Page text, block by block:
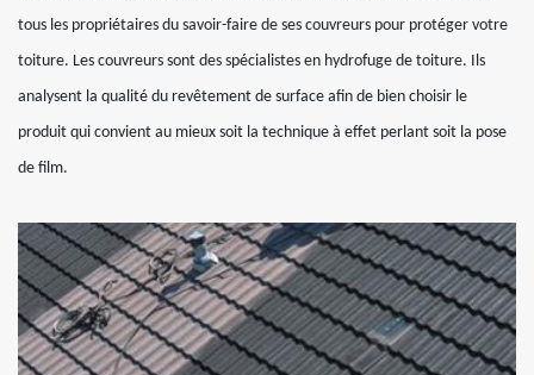
tous les propriétaires du savoir-faire de ses couvreurs pour protéger votre
toiture. Les couvreurs sont des spécialistes en hydrofuge de toiture. Ils
analysent la qualité du revêtement de surface afin de bien choisir le
produit qui convient au mieux soit la technique à effet perlant soit la pose
de film.